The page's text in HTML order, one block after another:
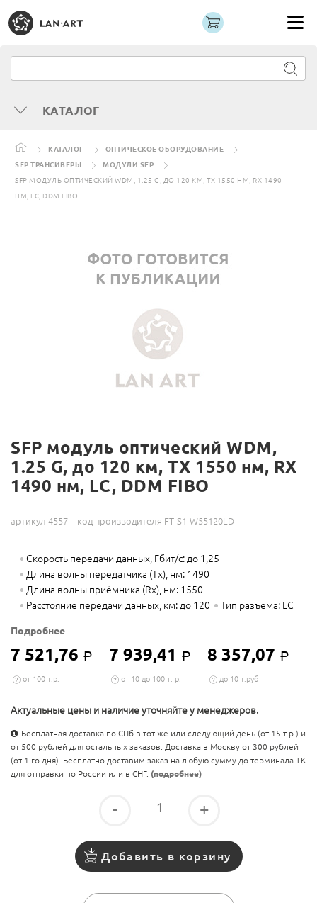
КАТАЛОГ
КАТАЛОГ
ОПТИЧЕСКОЕ ОБОРУДОВАНИЕ
SFP ТРАНСИВЕРЫ
МОДУЛИ SFP
SFP МОДУЛЬ ОПТИЧЕСКИЙ WDM, 1.25 G, ДО 120 КМ, TX 1550 НМ, RX 1490
НМ, LC, DDM FIBO
SFP модуль оптический WDM,
1.25 G, до 120 км, TX 1550 нм, RX
1490 нм, LC, DDM FIBO
артикул 4557 код производителя FT-S1-W55120LD
Скорость передачи данных, Гбит/с: до 1,25
Длина волны передатчика (Tx), нм: 1490
Длина волны приёмника (Rx), нм: 1550
Расстояние передачи данных, км: до 120
Тип разъема: LC
Подробнее
7 521,76 Р 7 939,41 Р 8 357,07 Р
от 100 т.р. от 10 до 100 т. р. до 10 т.руб
Актуальные цены и наличие уточняйте у менеджеров.
Бесплатная доставка по СПб в тот же или следующий день (от 15 т.р.) и
от 500 рублей для остальных заказов. Доставка в Москву от 300 рублей
(от 1-го дня). Бесплатно доставим заказ на любую сумму до терминала ТК
для отправки по России или в СНГ. (подробнее)
- +
Добавить в корзину